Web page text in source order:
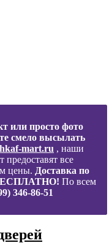
или просто фото
смело высылать
mart.ru , наши
предоставят все
цены. Доставка по
БЕСПЛАТНО! По всем
346-86-51